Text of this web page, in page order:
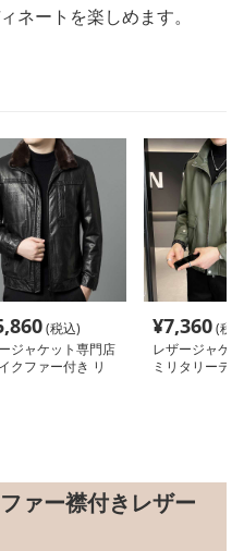
ネートを楽しめます。
(税込)
ジャケット専門店
クファー付き リ
¥7,360(税
レザージャケ
ミリタリーテ
ァー襟付きレザー